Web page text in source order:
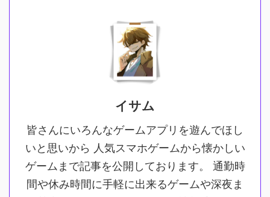
イサム
皆さんにいろんなゲームアプリを遊んでほし
いと思いから 人気スマホゲームから懐かしい
ゲームまで記事を公開しております。 通勤時
間や休み時間に手軽に出来るゲームや深夜ま